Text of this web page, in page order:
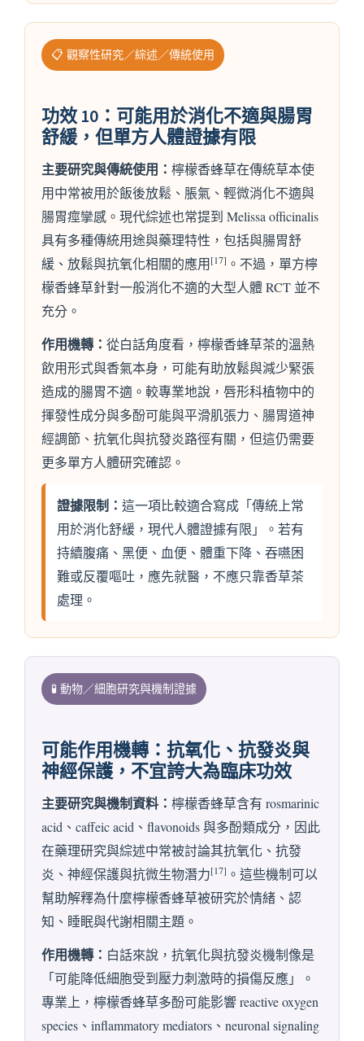
📋 觀察性研究／綜述／傳統使用
功效 10：可能用於消化不適與腸胃
舒緩，但單方人體證據有限
主要研究與傳統使用： 檸檬香蜂草在傳統草本使
用中常被用於飯後放鬆、脹氣、輕微消化不適與
腸胃痙攣感。現代綜述也常提到 Melissa officinalis
具有多種傳統用途與藥理特性，包括與腸胃舒
緩、放鬆與抗氧化相關的應用[17] 。不過，單方檸
檬香蜂草針對一般消化不適的大型人體 RCT 並不
充分。
作用機轉： 從白話角度看，檸檬香蜂草茶的溫熱
飲用形式與香氣本身，可能有助放鬆與減少緊張
造成的腸胃不適。較專業地說，唇形科植物中的
揮發性成分與多酚可能與平滑肌張力、腸胃道神
經調節、抗氧化與抗發炎路徑有關，但這仍需要
更多單方人體研究確認。
證據限制： 這一項比較適合寫成「傳統上常
用於消化舒緩，現代人體證據有限」。若有
持續腹痛、黑便、血便、體重下降、吞嚥困
難或反覆嘔吐，應先就醫，不應只靠香草茶
處理。
🧪 動物／細胞研究與機制證據
可能作用機轉：抗氧化、抗發炎與
神經保護，不宜誇大為臨床功效
主要研究與機制資料： 檸檬香蜂草含有 rosmarinic
acid、caffeic acid、flavonoids 與多酚類成分，因此
在藥理研究與綜述中常被討論其抗氧化、抗發
炎、神經保護與抗微生物潛力[17] 。這些機制可以
幫助解釋為什麼檸檬香蜂草被研究於情緒、認
知、睡眠與代謝相關主題。
作用機轉： 白話來說，抗氧化與抗發炎機制像是
「可能降低細胞受到壓力刺激時的損傷反應」。
專業上，檸檬香蜂草多酚可能影響 reactive oxygen
species、inflammatory mediators、neuronal signaling